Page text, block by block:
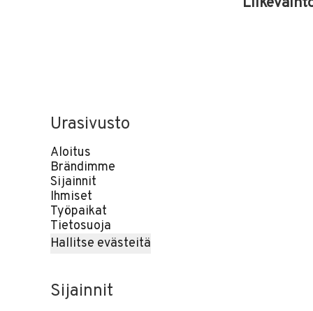
Urasivusto
Aloitus
Brändimme
Sijainnit
Ihmiset
Työpaikat
Tietosuoja
Hallitse evästeitä
Sijainnit